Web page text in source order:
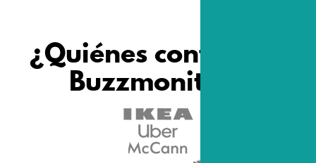
¿Quiénes confían en
Buzzmonitor?